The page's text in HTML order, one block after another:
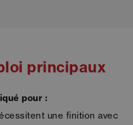
principaux
pour :
une finition avec